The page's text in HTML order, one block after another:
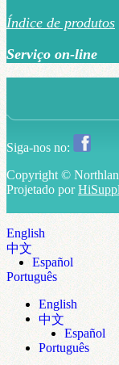
Índice de produtos
Serviço on-line
Siga-nos no:
Copyright ©
Projetado por
English
中文
Español
Português
English
中文
Español
Português